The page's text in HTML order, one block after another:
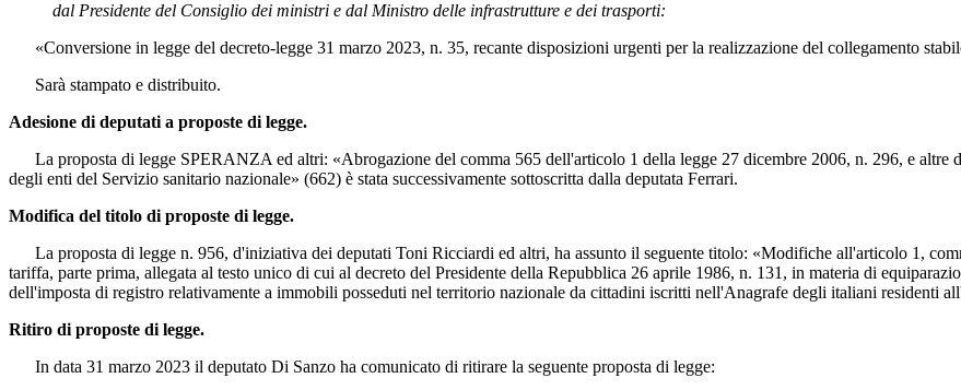
dal Presidente del Consiglio dei ministri e dal Ministro delle infrastrutture e dei trasporti:
«Conversione in legge del decreto-legge 31 marzo 2023, n. 35, recante disposizioni urgenti per la realizzazione del collegamento
Sarà stampato e distribuito.
Adesione di deputati a proposte di legge.
La proposta di legge SPERANZA ed altri: «Abrogazione del comma 565 dell'articolo 1 della legge 27 dicembre 2006, n. 296, e altre
degli enti del Servizio sanitario nazionale» (662) è stata successivamente sottoscritta dalla deputata Ferrari.
Modifica del titolo di proposte di legge.
La proposta di legge n. 956, d'iniziativa dei deputati Toni Ricciardi ed altri, ha assunto il seguente titolo: «Modifiche all'articolo 1,
tariffa, parte prima, allegata al testo unico di cui al decreto del Presidente della Repubblica 26 aprile 1986, n. 131, in materia di
dell'imposta di registro relativamente a immobili posseduti nel territorio nazionale da cittadini iscritti nell'Anagrafe degli italiani residenti
Ritiro di proposte di legge.
In data 31 marzo 2023 il deputato Di Sanzo ha comunicato di ritirare la seguente proposta di legge: